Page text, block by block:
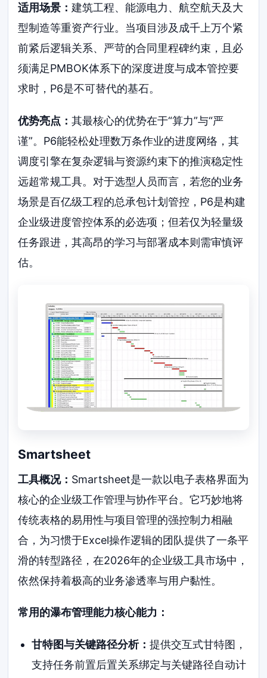
适用场景：建筑工程、能源电力、航空航天及大
型制造等重资产行业。当项目涉及成千上万个紧
前紧后逻辑关系、严苛的合同里程碑约束，且必
须满足PMBOK体系下的深度进度与成本管控要
求时，P6是不可替代的基石。
优势亮点：其最核心的优势在于“算力”与“严
谨”。P6能轻松处理数万条作业的进度网络，其
调度引擎在复杂逻辑与资源约束下的推演稳定性
远超常规工具。对于选型人员而言，若您的业务
场景是百亿级工程的总承包计划管控，P6是构建
企业级进度管控体系的必选项；但若仅为轻量级
任务跟进，其高昂的学习与部署成本则需审慎评
估。
Smartsheet
工具概况： Smartsheet是一款以电子表格界面为
核心的企业级工作管理与协作平台。它巧妙地将
传统表格的易用性与项目管理的强控制力相融
合，为习惯于Excel操作逻辑的团队提供了一条平
滑的转型路径，在2026年的企业级工具市场中，
依然保持着极高的业务渗透率与用户黏性。
常用的瀑布管理能力核心能力：
甘特图与关键路径分析： 提供交互式甘特图，
支持任务前置后置关系绑定与关键路径自动计